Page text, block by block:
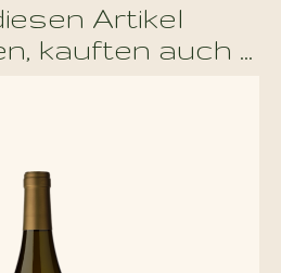
Artikel
kauften auch ...